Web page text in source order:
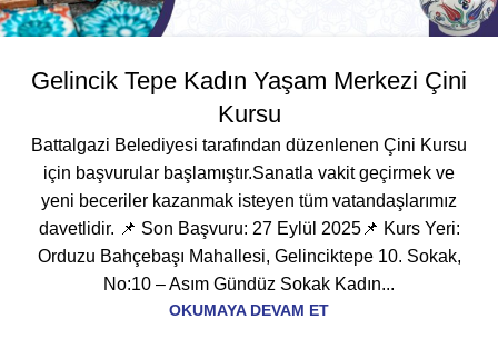
Gelincik Tepe Kadın Yaşam Merkezi Çini
Kursu
Battalgazi Belediyesi tarafından düzenlenen Çini Kursu
için başvurular başlamıştır.Sanatla vakit geçirmek ve
yeni beceriler kazanmak isteyen tüm vatandaşlarımız
davetlidir. 📌 Son Başvuru: 27 Eylül 2025📌 Kurs Yeri:
Orduzu Bahçebaşı Mahallesi, Gelinciktepe 10. Sokak,
No:10 – Asım Gündüz Sokak Kadın...
OKUMAYA DEVAM ET